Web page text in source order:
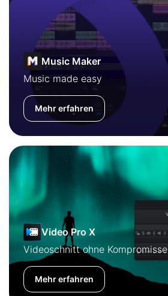
Music Maker
Music made easy
Mehr erfahren
Video Pro X
Videoschnitt ohne Kompromisse
Mehr erfahren